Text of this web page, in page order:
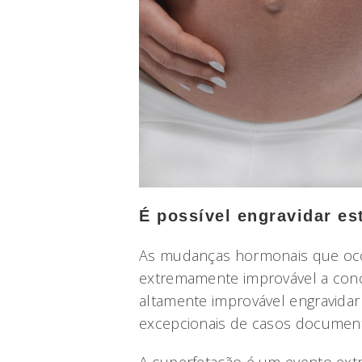
É possível engravidar
As mudanças hormonais que
extremamente improvável a
altamente improvável
excepcionais de casos